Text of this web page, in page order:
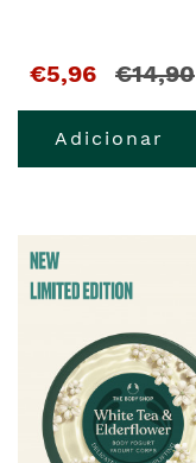
€5,96 €14,90
Adicionar